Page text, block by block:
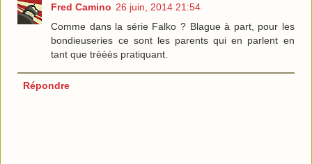
Fred Camino 26 juin, 2014 21:54
Comme dans la série Falko ? Blague à part, pour les
bondieuseries ce sont les parents qui en parlent en
tant que trèèès pratiquant.
Répondre